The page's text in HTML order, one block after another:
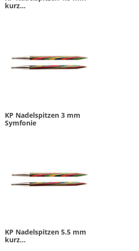
kurz...
KP Nadelspitzen 3 mm
Symfonie
KP Nadelspitzen 5.5 mm
kurz...